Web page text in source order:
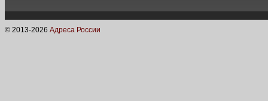
© 2013-2026 Адреса России